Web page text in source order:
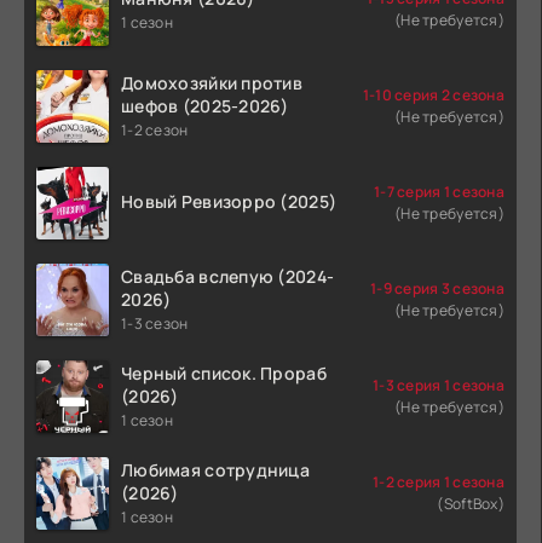
1 сезон
(Не требуется)
Домохозяйки против
шефов (2025-2026)
1-2 сезон
1-10 серия 2 сезона
(Не требуется)
Новый Ревизорро (2025)
1-7 серия 1 сезона
(Не требуется)
Свадьба вслепую (2024-
2026)
1-3 сезон
1-9 серия 3 сезона
(Не требуется)
Черный список. Прораб
(2026)
1 сезон
1-3 серия 1 сезона
(Не требуется)
Любимая сотрудница
(2026)
1 сезон
1-2 серия 1 сезона
(SoftBox)